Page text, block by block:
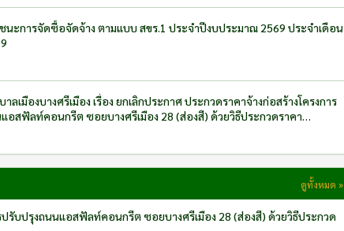
นะการจัดซื้อจัดจ้าง ตามแบบ สขร.1 ประจำปีงบประมาณ 2569 ประจำเดือน
ลเมืองบางศรีเมือง เรื่อง ยกเลิกประกาศ ประกวดราคาจ้างก่อสร้างโครงการ
อสฟัลท์คอนกรีต ซอยบางศรีเมือง 28 (ส่องสี) ด้วยวิธีประกวดราคา
(E-bidding)
ดูทั้งหมด »
ปรับปรุงถนนแอสฟัลท์คอนกรีต ซอยบางศรีเมือง 28 (ส่องสี) ด้วยวิธีประกวด